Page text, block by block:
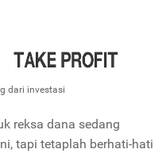
dari investasi
reksa dana sedang
tapi tetaplah berhati-hati